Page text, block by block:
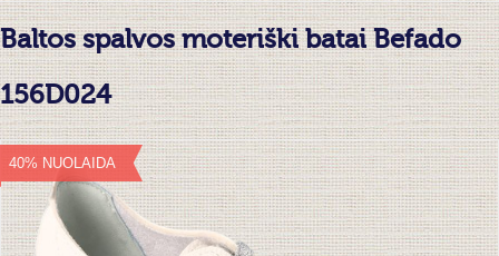
Baltos spalvos moteriški batai Befado
156D024
40% NUOLAIDA